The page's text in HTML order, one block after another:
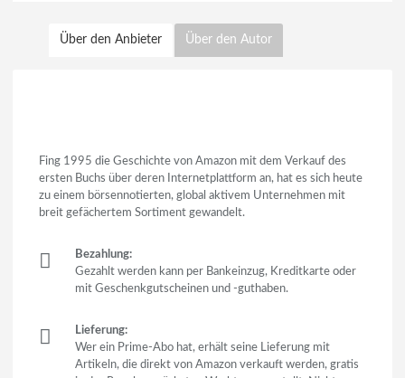
Über den Anbieter Über den Autor
Fing 1995 die Geschichte von Amazon mit dem Verkauf des
ersten Buchs über deren Internetplattform an, hat es sich heute
zu einem börsennotierten, global aktivem Unternehmen mit
breit gefächertem Sortiment gewandelt.
Bezahlung:
Gezahlt werden kann per Bankeinzug, Kreditkarte oder
mit Geschenkgutscheinen und -guthaben.
Lieferung:
Wer ein Prime-Abo hat, erhält seine Lieferung mit
Artikeln, die direkt von Amazon verkauft werden, gratis